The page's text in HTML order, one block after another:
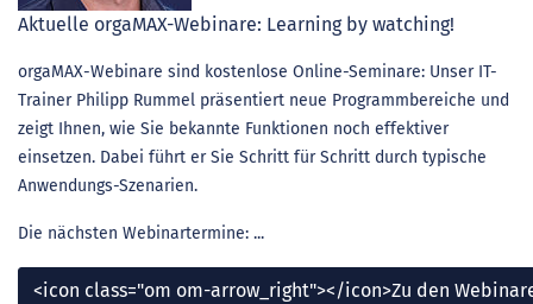
Aktuelle orgaMAX-Webinare: Learning by watching!
orgaMAX-Webinare sind kostenlose Online-Seminare: Unser IT-
Trainer Philipp Rummel präsentiert neue Programmbereiche und
zeigt Ihnen, wie Sie bekannte Funktionen noch effektiver
einsetzen. Dabei führt er Sie Schritt für Schritt durch typische
Anwendungs-Szenarien.
Die nächsten Webinartermine: ...
<icon class="om om-arrow_right"></icon>Zu den